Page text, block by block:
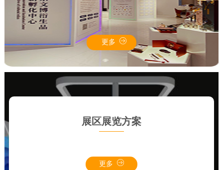
更多
展区展览方案
更多